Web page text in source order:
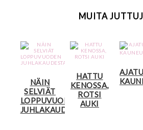
MUITA
NÄIN
SELVIÄT
LOPPUVUODEN
JUHLAKAUDESTA
HATTU
KENOSSA,
ROTSI
AUKI